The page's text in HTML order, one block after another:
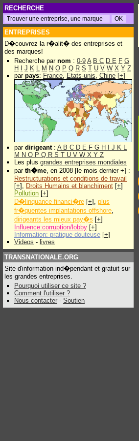
RECHERCHE
ENTREPRISES
D�couvrez la r�alit� des entreprises et
des marques!
Recherche par nom : 0-9 A B C D E F G
H
J K L M N O P Q R S T U V W X Y Z
par pays: France, Etats-unis, Chine [+]
par dirigeant: A B C D E F G H J K L
M N O P Q R S T U V W X Y Z
Les plus grandes entreprises mondiales
par th�me, en 2008 [le mois dernier +] :
Restructurations et conditions de travail
[+], Droits Humains et blanchiment [+]
Pollution [+]
D�linquance financi�re [+], plus
fr�quentes implantations offshore,
dirigeants les mieux pay�s [+]
Influence:corruption/lobby [+]
Information: pratique douteuse [+]
Videos - livres
TRANSNATIONALE.ORG
Site d'information ind�pendant et gratuit sur
les grandes entreprises.
Pourquoi utiliser ce site ?
Comment l'utiliser ?
Nous contacter - Soutien